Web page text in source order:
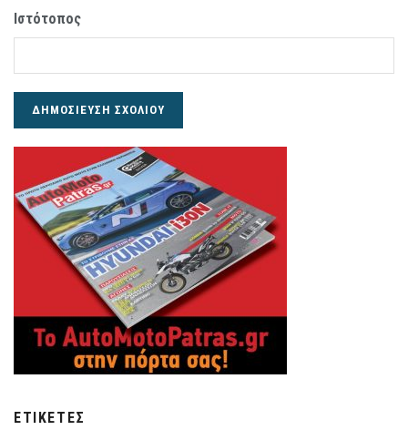
Ιστότοπος
ΕΤΙΚΈΤΕΣ